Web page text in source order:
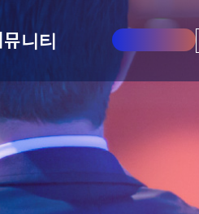
뮤니티